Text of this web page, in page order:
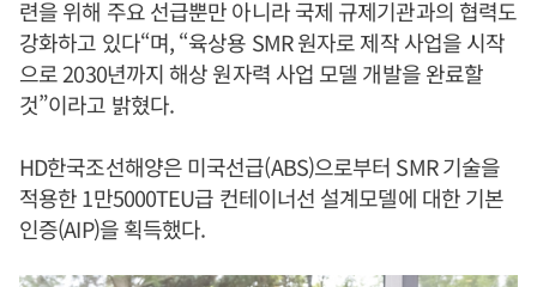
련을 위해 주요 선급뿐만 아니라 국제 규제기관과의 협력도
강화하고 있다“며, “육상용 SMR 원자로 제작 사업을 시작
으로 2030년까지 해상 원자력 사업 모델 개발을 완료할
것”이라고 밝혔다.
HD한국조선해양은 미국선급(ABS)으로부터 SMR 기술을
적용한 1만5000TEU급 컨테이너선 설계모델에 대한 기본
인증(AIP)을 획득했다.